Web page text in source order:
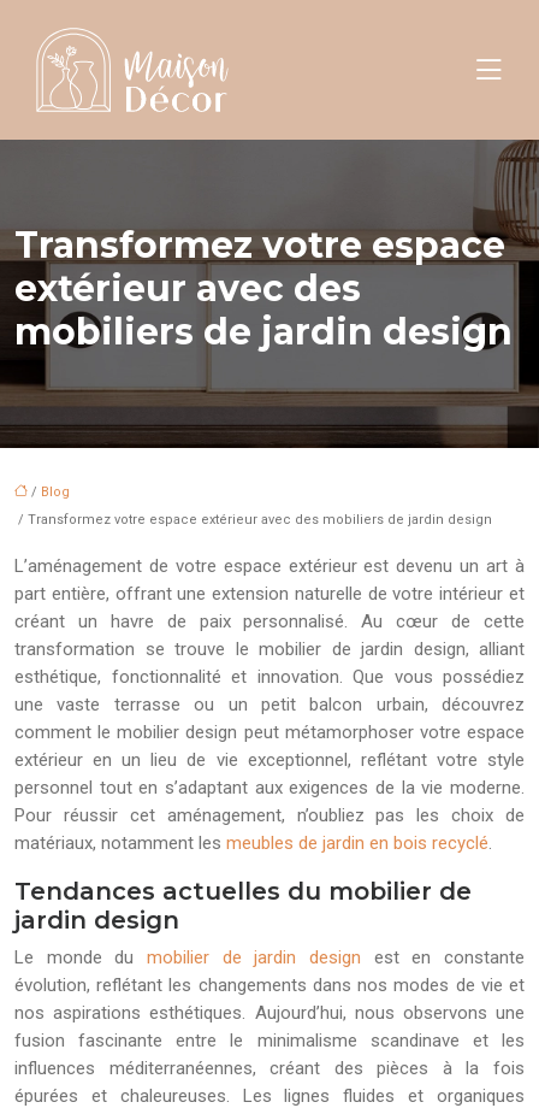
Transformez votre espace
extérieur avec des
mobiliers de jardin design
/ Blog
/ Transformez votre espace extérieur avec des mobiliers de jardin design
L’aménagement de votre espace extérieur est devenu un art à
part entière, offrant une extension naturelle de votre intérieur et
créant un havre de paix personnalisé. Au cœur de cette
transformation se trouve le mobilier de jardin design, alliant
esthétique, fonctionnalité et innovation. Que vous possédiez
une vaste terrasse ou un petit balcon urbain, découvrez
comment le mobilier design peut métamorphoser votre espace
extérieur en un lieu de vie exceptionnel, reflétant votre style
personnel tout en s’adaptant aux exigences de la vie moderne.
Pour réussir cet aménagement, n’oubliez pas les choix de
matériaux, notamment les meubles de jardin en bois recyclé.
Tendances actuelles du mobilier de
jardin design
Le monde du mobilier de jardin design est en constante
évolution, reflétant les changements dans nos modes de vie et
nos aspirations esthétiques. Aujourd’hui, nous observons une
fusion fascinante entre le minimalisme scandinave et les
influences méditerranéennes, créant des pièces à la fois
épurées et chaleureuses. Les lignes fluides et organiques